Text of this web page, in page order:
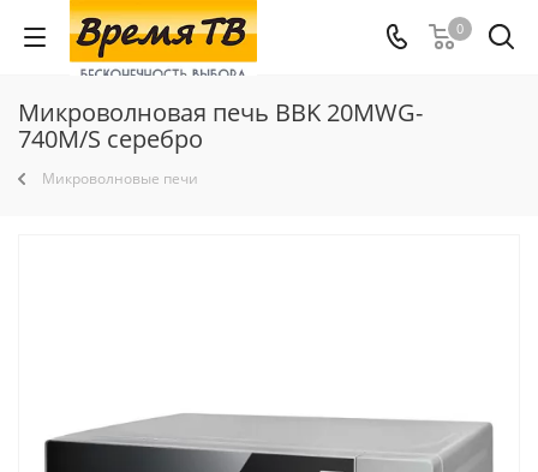
0
Микроволновая печь BBK 20MWG-
740M/S серебро
Микроволновые печи